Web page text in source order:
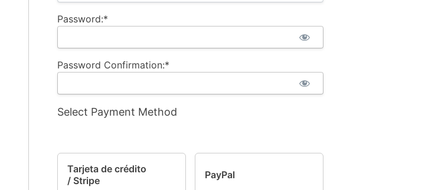
Password:*
Password Confirmation:*
Select Payment Method
Tarjeta de crédito
/ Stripe
PayPal